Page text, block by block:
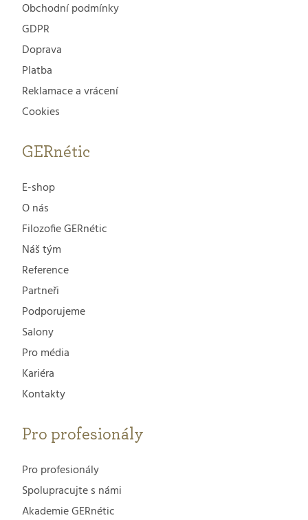
Obchodní podmínky
GDPR
Doprava
Platba
Reklamace a vrácení
Cookies
GERnétic
E-shop
O nás
Filozofie GERnétic
Náš tým
Reference
Partneři
Podporujeme
Salony
Pro média
Kariéra
Kontakty
Pro profesionály
Pro profesionály
Spolupracujte s námi
Akademie GERnétic